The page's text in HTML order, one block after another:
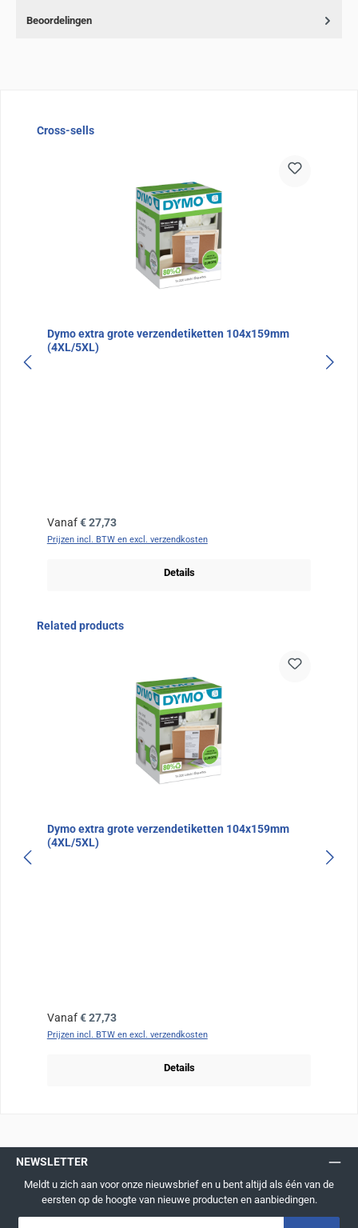
Beoordelingen
Sla de afbeeldingengalerij over
Cross-sells
Dymo extra grote verzendetiketten 104x159mm
(4XL/5XL)
Normale prijs:
Vanaf€ 27,73
Prijzen incl. BTW en excl. verzendkosten
Details
Sla de afbeeldingengalerij over
Related products
Dymo extra grote verzendetiketten 104x159mm
(4XL/5XL)
Normale prijs:
Vanaf€ 27,73
Prijzen incl. BTW en excl. verzendkosten
Details
NEWSLETTER
Meldt u zich aan voor onze nieuwsbrief en u bent altijd als één van de
eersten op de hoogte van nieuwe producten en aanbiedingen.